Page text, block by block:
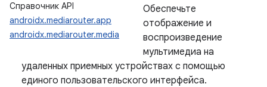
Справочник API
androidx.mediarouter.app
androidx.mediarouter.media
Обеспечьте
отображение и
воспроизведение
мультимедиа на
удаленных приемных устройствах с помощью
единого пользовательского интерфейса.